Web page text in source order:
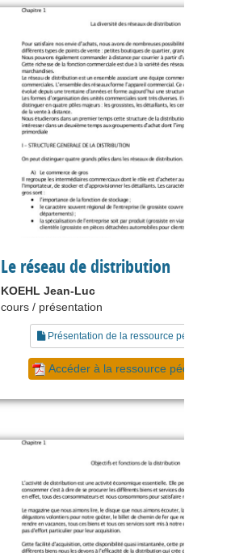
Le réseau de distribution
KOEHL Jean-Luc
cours / présentation
Présentation de la ressource pédagogique
Accéder à la ressource pédagogique